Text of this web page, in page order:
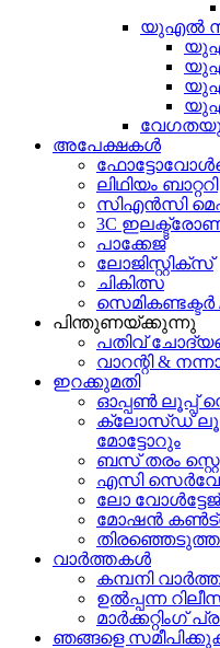
യുഎൽ
അപേക്ഷകൾ
ലിഥിയം ബാറ്ററി
സിഎൻസി
3C
പാക്കേജ്
ലോജിസ്റ്റിക്സ്
ചികിത്സ
പിന്തുണയ്ക്കുന്നു
പതിവ്
വാറന്റി &
ഇറക്കുമതി
ഓപ്പൺ ലൂപ്പ്
ക്ലോസ്ഡ്
മോട്ടോറും
ബസ് തരം
എസി സെർവോ
ലോ
മോഷൻ
തിരഞ്ഞെടുത്ത
വാർത്തകൾ
കമ്പനി
ഉൽപ്പന്ന
മാർക്കറ്റിംഗ്
ഞങ്ങളെ